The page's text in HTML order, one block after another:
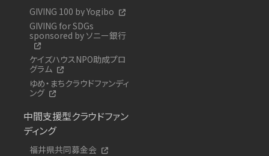
GIVING 100 by Yogibo
GIVING for SDGs
sponsored by ソニー銀行
ケイズハウスNPO助成プロ
グラム
ゆめ・まちクラウドファンディ
ング
中間支援型クラウドファン
ディング
福井県共同募金会